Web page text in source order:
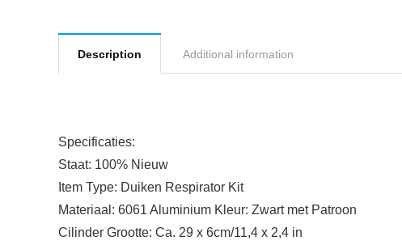
Description Additional information
Specificaties:
Staat: 100% Nieuw
Item Type: Duiken Respirator Kit
Materiaal: 6061 Aluminium Kleur: Zwart met Patroon
Cilinder Grootte: Ca. 29 x 6cm/11,4 x 2,4 in